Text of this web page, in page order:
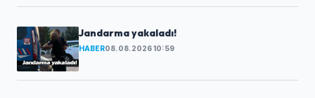
Jandarma yakaladı!
HABER08.08.2026 10:59